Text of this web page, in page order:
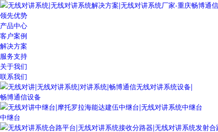
领先优势
产品中心
客户案例
解决方案
服务支持
关于我们
联系我们
畅博通信设备
中继台